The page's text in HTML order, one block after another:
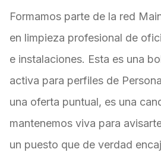
Formamos parte de la red
en limpieza profesional de
e instalaciones. Esta es una
activa para perfiles de
una oferta puntual, es una
mantenemos viva para
un puesto que de verdad